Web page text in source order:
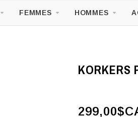
FEMMES HOMMES
KORKERS